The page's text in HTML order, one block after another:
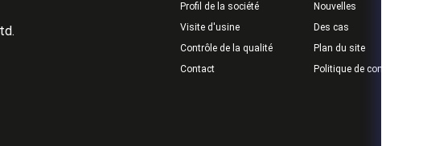
Profil de la société
Visite d'usine
Contrôle de la qualité
Contact
Nouvelles
Des cas
Plan du site
Politique de confidentialité